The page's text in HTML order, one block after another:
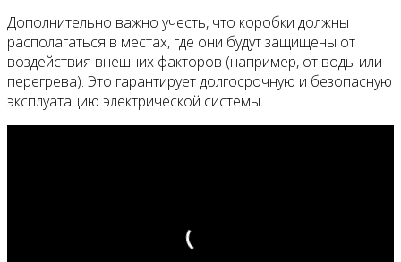
Дополнительно важно учесть, что коробки должны
располагаться в местах, где они будут защищены от
воздействия внешних факторов (например, от воды или
перегрева). Это гарантирует долгосрочную и безопасную
эксплуатацию электрической системы.